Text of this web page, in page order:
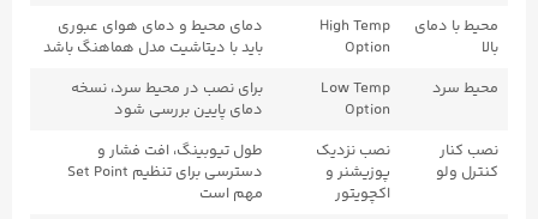
محیط با دمای
بالا
High Temp
Option
دمای محیط و دمای هوای عبوری
باید با دیتاشیت مدل هماهنگ باشد
محیط سرد
Low Temp
Option
برای نصب در محیط سرد، نسخه
دمای پایین بررسی شود
نصب کنار
کنترل ولو
نصب نزدیک
پوزیشنر و
اکچویتور
طول تیوبینگ، افت فشار و
دسترسی برای تنظیم Set Point
مهم است